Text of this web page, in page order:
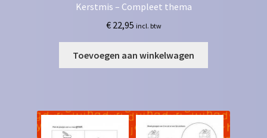
Kerstmis – Compleet thema
€22,95 incl. btw
Toevoegen aan winkelwagen